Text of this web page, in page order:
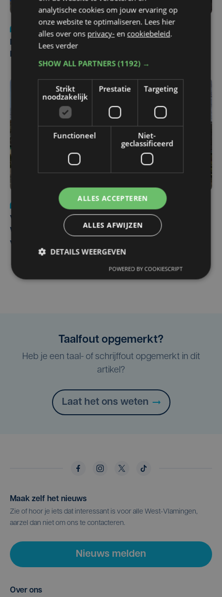
Nieuws
di 4 augustus | 09:32
Man en vrouw dood aangetroffen in woning in Sint-
Vier Oostendse gynaecologen versterken dienst in AZ
West, dat ook een nieuwe voltijdse gynaecoloog
verwelkomt
Taalfout opgemerkt?
Heb je een taal- of schrijffout opgemerkt in dit
artikel?
Laat het ons weten
Maak zelf het nieuws
Zie of hoor je iets dat interessant is voor alle West-Vlamingen,
aarzel dan niet om ons te contacteren.
Nieuws melden
Over ons
analytische cookies om jouw ervaring op
onze website te optimaliseren. Lees hier
alles over ons privacy- en cookiebeleid.
Lees verder
SHOW ALL PARTNERS(1192) →
Strikt
noodzakelijk
Prestatie Targeting
Functioneel
Niet-
geclassificeerd
ALLES ACCEPTEREN
ALLES AFWIJZEN
DETAILS WEERGEVEN
POWERED BY COOKIESCRIPT